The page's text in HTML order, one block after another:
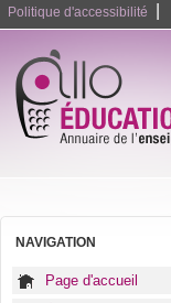
Politique d'accessibilité
NAVIGATION
Page d'accueil